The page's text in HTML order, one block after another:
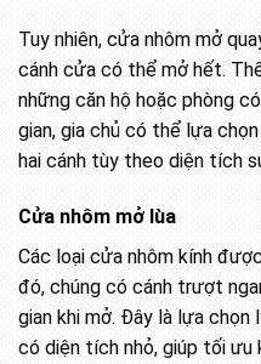
Tuy nhiên, cửa nhôm mở
cánh cửa có thể mở hết.
những căn hộ hoặc phòng
gian, gia chủ có thể lựa
hai cánh tùy theo diện tích
Cửa nhôm mở lùa
Các loại cửa nhôm kính
đó, chúng có cánh trượt
gian khi mở. Đây là lựa
có diện tích nhỏ, giúp tối ưu